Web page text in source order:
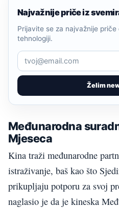
Najvažnije priče iz
Želim
Prijavite se za najvažnije
tehnologiji.
Međunarodna
Mjeseca
Kina traži međunarodne
istraživanje, baš kao što
prikupljaju potporu za svoj
naglasio je da je kineska